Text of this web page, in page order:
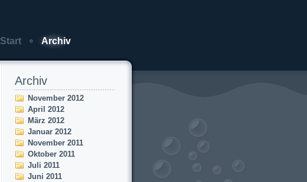
Start Archiv
Archiv
November 2012
April 2012
März 2012
Januar 2012
November 2011
Oktober 2011
Juli 2011
Juni 2011